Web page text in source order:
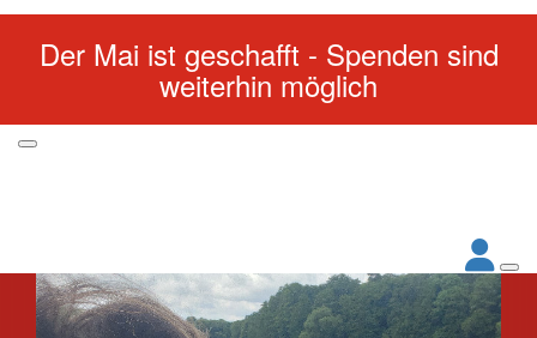
Der Mai ist geschafft - Spenden sind
weiterhin möglich